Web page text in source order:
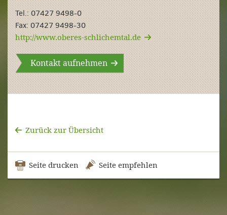
Tel.: 07427 9498-0
Fax: 07427 9498-30
http://www.oberes-schlichemtal.de
Kontakt aufnehmen
Zurück zur Übersicht
Seite drucken Seite empfehlen